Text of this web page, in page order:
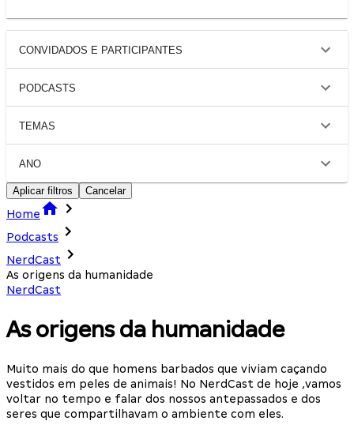
CONVIDADOS E PARTICIPANTES
PODCASTS
TEMAS
ANO
Aplicar filtros Cancelar
Home
Podcasts
NerdCast
As origens da humanidade
NerdCast
As origens da humanidade
Muito mais do que homens barbados que viviam caçando
vestidos em peles de animais! No NerdCast de hoje ,vamos
voltar no tempo e falar dos nossos antepassados e dos
seres que compartilhavam o ambiente com eles.